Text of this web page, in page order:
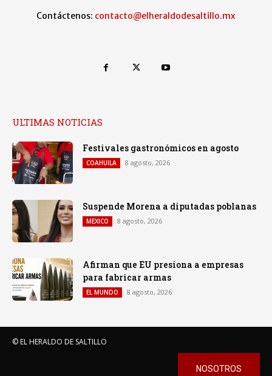
Contáctenos: contacto@elheraldodesaltillo.mx
ULTIMAS NOTICIAS
Festivales gastronómicos en agosto
COAHUILA 8 agosto, 2026
Suspende Morena a diputadas poblanas
MEXICO 8 agosto, 2026
Afirman que EU presiona a empresas
para fabricar armas
EL MUNDO 8 agosto, 2026
© EL HERALDO DE SALTILLO
NOSOTROS